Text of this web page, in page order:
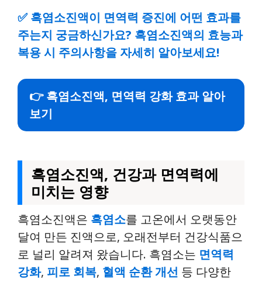
✅ 흑염소진액이 면역력 증진에 어떤 효과를
주는지 궁금하신가요? 흑염소진액의 효능과
복용 시 주의사항을 자세히 알아보세요!
👉 흑염소진액, 면역력 강화 효과 알아
보기
흑염소진액, 건강과 면역력에
미치는 영향
흑염소진액은 흑염소를 고온에서 오랫동안
달여 만든 진액으로, 오래전부터 건강식품으
로 널리 알려져 왔습니다. 흑염소는 면역력
강화, 피로 회복, 혈액 순환 개선 등 다양한